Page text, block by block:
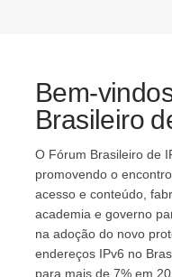
Bem-
Brasileiro
O Fórum Brasileiro de
promovendo o
acesso e conteúdo,
academia e governo
na adoção do novo
endereços IPv6 no
para mais de 7% em